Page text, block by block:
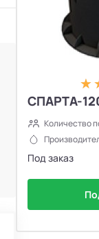
СПАРТА-
Количество
Под заказ